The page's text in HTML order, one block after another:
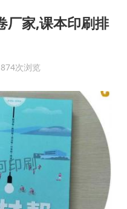
厂家,课本印刷排
次浏览